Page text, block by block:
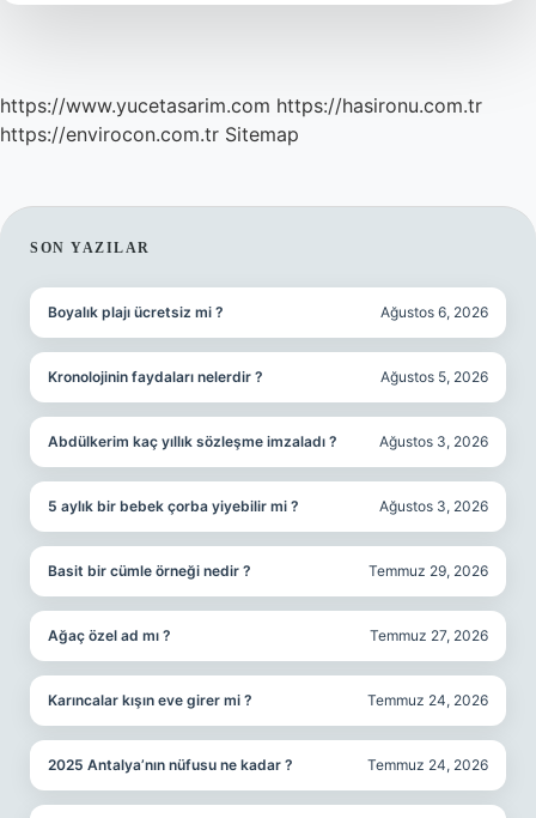
https://www.yucetasarim.com https://hasironu.com.tr
https://envirocon.com.tr Sitemap
SIDEBAR
SON YAZILAR
Boyalık plajı ücretsiz mi ? Ağustos 6, 2026
Kronolojinin faydaları nelerdir ? Ağustos 5, 2026
Abdülkerim kaç yıllık sözleşme imzaladı ? Ağustos 3, 2026
5 aylık bir bebek çorba yiyebilir mi ? Ağustos 3, 2026
Basit bir cümle örneği nedir ? Temmuz 29, 2026
Ağaç özel ad mı ? Temmuz 27, 2026
Karıncalar kışın eve girer mi ? Temmuz 24, 2026
2025 Antalya’nın nüfusu ne kadar ? Temmuz 24, 2026